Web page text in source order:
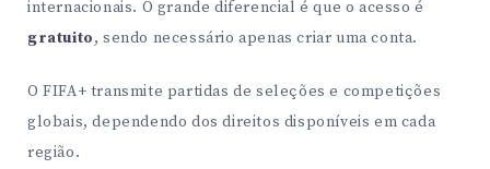
internacionais. O grande diferencial é que o acesso é
gratuito, sendo necessário apenas criar uma conta.
O FIFA+ transmite partidas de seleções e competições
globais, dependendo dos direitos disponíveis em cada
região.